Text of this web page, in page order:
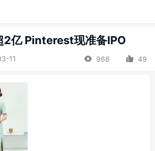
2亿 Pinterest现准备IPO
11 968 49